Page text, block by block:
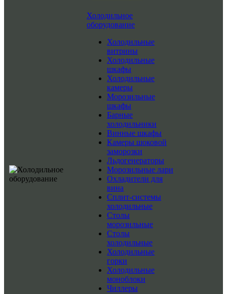
Холодильное
оборудование
Холодильные
витрины
Холодильные
шкафы
Холодильные
камеры
Морозильные
шкафы
Барные
холодильники
Винные шкафы
Камеры шоковой
заморозки
Льдогенераторы
Морозильные лари
Охладители для
вина
Сплит-системы
холодильные
Столы
морозильные
Столы
холодильные
Холодильные
горки
Холодильные
моноблоки
Чиллеры